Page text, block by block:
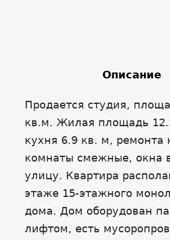
Описание
Продается студия,
кв.м. Жилая площадь
кухня 6.9 кв. м, ремонта
комнаты смежные, окна
улицу. Квартира
этаже 15-этажного
дома. Дом оборудован
лифтом, есть